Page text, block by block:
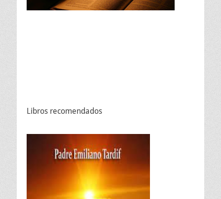
Libros recomendados